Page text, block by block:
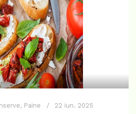
, Paine 22 iun. 2025